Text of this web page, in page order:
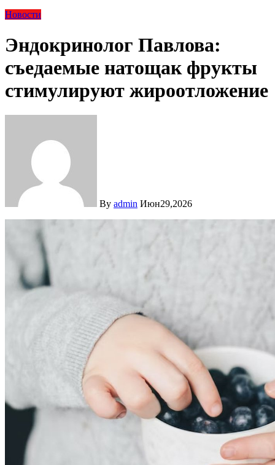
Новости
Эндокринолог Павлова:
съедаемые натощак фрукты
стимулируют жироотложение
By admin Июн29,2026